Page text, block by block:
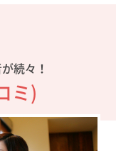
続々！
ミ)